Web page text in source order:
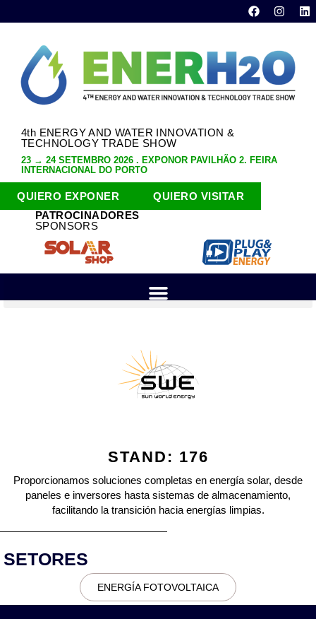
4th ENERGY AND WATER INNOVATION &
TECHNOLOGY TRADE SHOW
23 → 24 SETEMBRO 2026 . EXPONOR PAVILHÃO 2. FEIRA
INTERNACIONAL DO PORTO
QUIERO EXPONER
QUIERO VISITAR
PATROCINADORES
SPONSORS
STAND: 176
Proporcionamos soluciones completas en energía solar, desde
paneles e inversores hasta sistemas de almacenamiento,
facilitando la transición hacia energías limpias.
SETORES
ENERGÍA FOTOVOLTAICA